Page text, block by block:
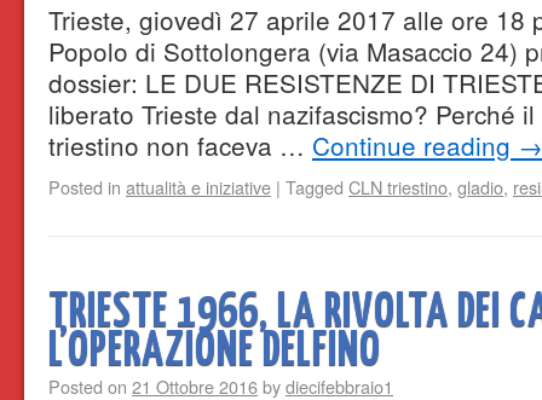
Trieste, giovedì 27 aprile 2017 alle ore 18
Popolo di Sottolongera (via Masaccio 24)
dossier: LE DUE RESISTENZE DI
liberato Trieste dal nazifascismo? Perché
triestino non faceva … Continue reading →
Posted in attualità e iniziative | Tagged CLN triestino, gladio,
TRIESTE 1966, LA RIVOLTA DEI
L’OPERAZIONE DELFINO
Posted on 21 Ottobre 2016bydiecifebbraio1